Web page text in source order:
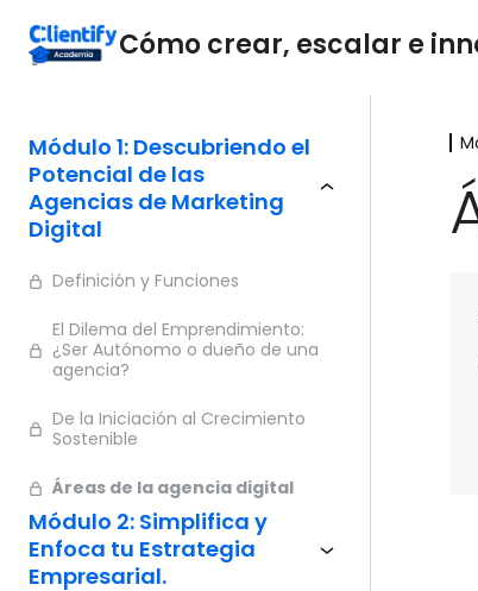
Cómo crear, escalar e
Módulo 1: Descubriendo el
Potencial de las
Agencias de Marketing
Digital
Definición y Funciones
El Dilema del Emprendimiento:
¿Ser Autónomo o dueño de una
agencia?
De la Iniciación al Crecimiento
Sostenible
Áreas de la agencia digital
Módulo 2: Simplifica y
Enfoca tu Estrategia
Empresarial.